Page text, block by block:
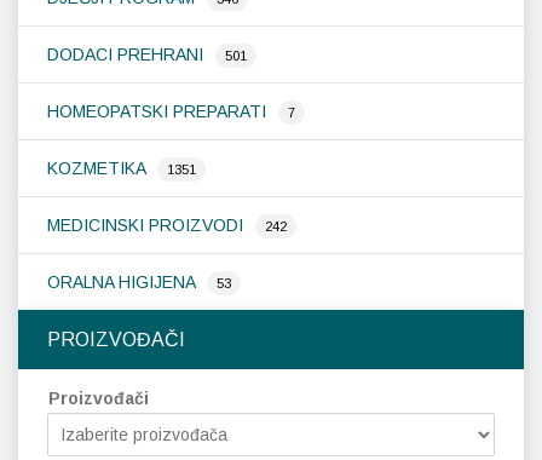
DODACI PREHRANI 501
HOMEOPATSKI PREPARATI 7
KOZMETIKA 1351
MEDICINSKI PROIZVODI 242
ORALNA HIGIJENA 53
PROIZVOĐAČI
Proizvođači